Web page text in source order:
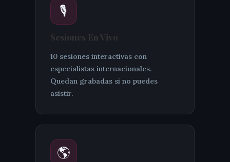
🎙️
Sesiones En Vivo
10 sesiones interactivas con
especialistas internacionales.
Quedan grabadas si no puedes
asistir.
🌎